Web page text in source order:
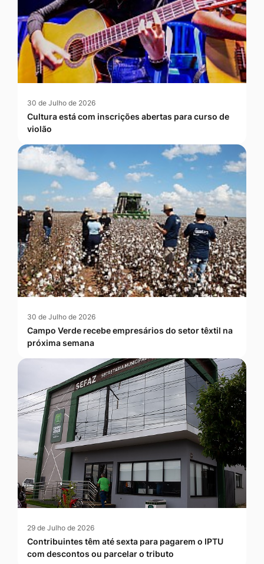
30 de Julho de 2026
Cultura está com inscrições abertas para curso de
violão
30 de Julho de 2026
Campo Verde recebe empresários do setor têxtil na
próxima semana
29 de Julho de 2026
Contribuintes têm até sexta para pagarem o IPTU
com descontos ou parcelar o tributo